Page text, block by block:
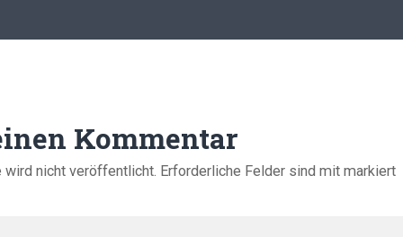
Kommentar
nicht veröffentlicht. Erforderliche Felder sind mitmarkiert